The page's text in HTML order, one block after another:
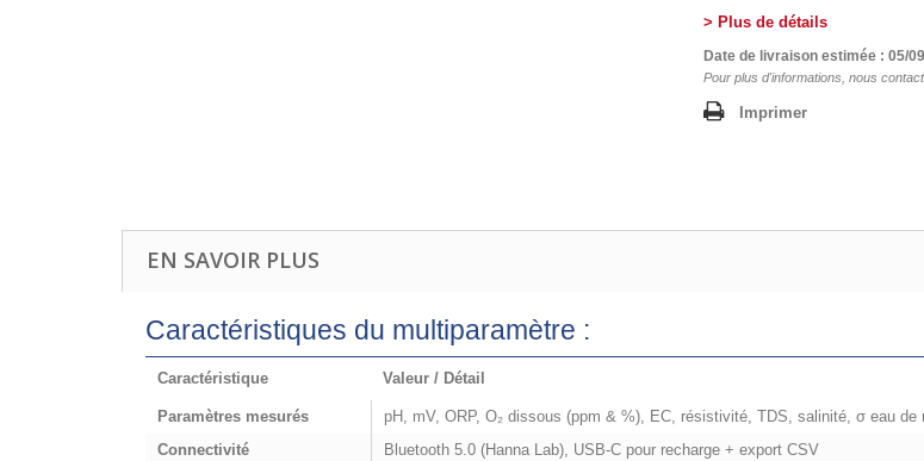
> Plus de détails
Date de livraison estimée : 05/
Pour plus d'informations, nous
Imprimer
EN SAVOIR PLUS
Caractéristiques du multiparamètre :
Caractéristique Valeur / Détail
Paramètres mesurés
pH, mV, ORP, O₂ dissous (ppm & %), EC, résistivité, TDS, salinité, σ eau
Connectivité
Bluetooth 5.0 (Hanna Lab), USB‑C pour recharge + export CSV